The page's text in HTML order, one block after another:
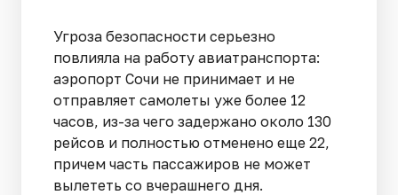
Угроза безопасности серьезно
повлияла на работу авиатранспорта:
аэропорт Сочи не принимает и не
отправляет самолеты уже более 12
часов, из-за чего задержано около 130
рейсов и полностью отменено еще 22,
причем часть пассажиров не может
вылететь со вчерашнего дня.